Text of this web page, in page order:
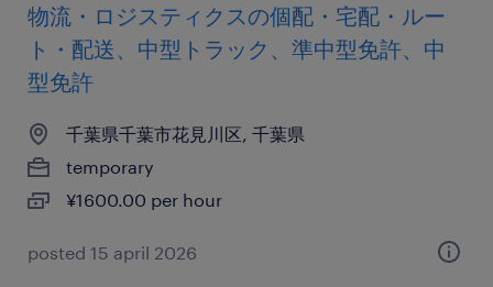
物流・ロジスティクスの個配・宅配・ルー
ト・配送、中型トラック、準中型免許、中
型免許
千葉県千葉市花見川区, 千葉県
temporary
¥1600.00 per hour
posted 15 april 2026